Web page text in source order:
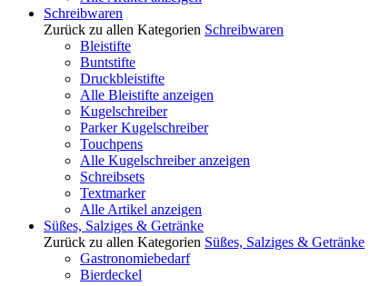
Schreibwaren
Zurück zu allen Kategorien Schreibwaren
Bleistifte
Buntstifte
Druckbleistifte
Alle Bleistifte anzeigen
Kugelschreiber
Parker Kugelschreiber
Touchpens
Alle Kugelschreiber anzeigen
Schreibsets
Textmarker
Alle Artikel anzeigen
Süßes, Salziges & Getränke
Zurück zu allen Kategorien Süßes, Salziges & Getränke
Gastronomiebedarf
Bierdeckel